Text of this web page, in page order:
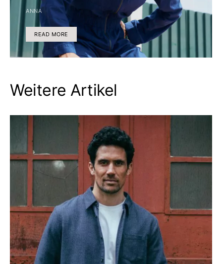
ANNA
READ MORE
Weitere Artikel